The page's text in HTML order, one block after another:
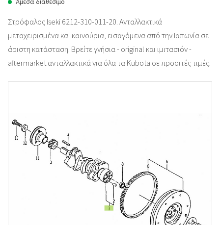
Στρόφαλος Iseki 6212-310-011-20. Ανταλλακτικά
μεταχειρισμένα και καινούρια, εισαγόμενα από την Ιαπωνία σε
άριστη κατάσταση. Βρείτε γνήσια - original και ιμιτασιόν -
aftermarket ανταλλακτικά για όλα τα Kubota σε προσιτές τιμές.